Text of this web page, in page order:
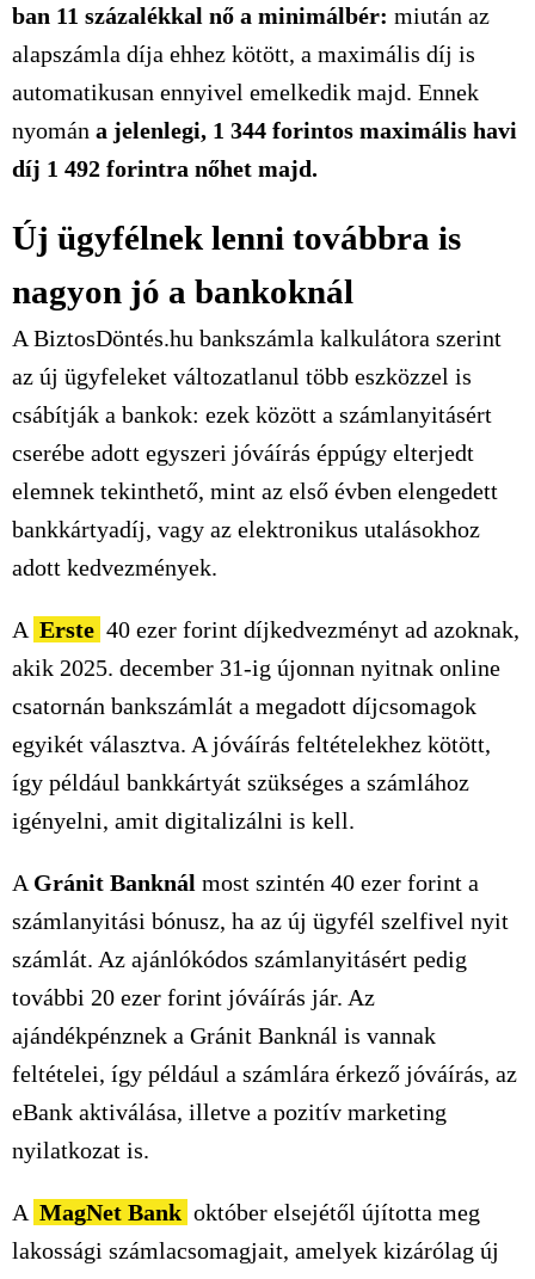
ban 11 százalékkal nő a minimálbér: miután az
alapszámla díja ehhez kötött, a maximális díj is
automatikusan ennyivel emelkedik majd. Ennek
nyomán a jelenlegi, 1 344 forintos maximális havi
díj 1 492 forintra nőhet majd.
Új ügyfélnek lenni továbbra is
nagyon jó a bankoknál
A BiztosDöntés.hu bankszámla kalkulátora szerint
az új ügyfeleket változatlanul több eszközzel is
csábítják a bankok: ezek között a számlanyitásért
cserébe adott egyszeri jóváírás éppúgy elterjedt
elemnek tekinthető, mint az első évben elengedett
bankkártyadíj, vagy az elektronikus utalásokhoz
adott kedvezmények.
A Erste 40 ezer forint díjkedvezményt ad azoknak,
akik 2025. december 31-ig újonnan nyitnak online
csatornán bankszámlát a megadott díjcsomagok
egyikét választva. A jóváírás feltételekhez kötött,
így például bankkártyát szükséges a számlához
igényelni, amit digitalizálni is kell.
A Gránit Banknál most szintén 40 ezer forint a
számlanyitási bónusz, ha az új ügyfél szelfivel nyit
számlát. Az ajánlókódos számlanyitásért pedig
további 20 ezer forint jóváírás jár. Az
ajándékpénznek a Gránit Banknál is vannak
feltételei, így például a számlára érkező jóváírás, az
eBank aktiválása, illetve a pozitív marketing
nyilatkozat is.
A MagNet Bank október elsejétől újította meg
lakossági számlacsomagjait, amelyek kizárólag új